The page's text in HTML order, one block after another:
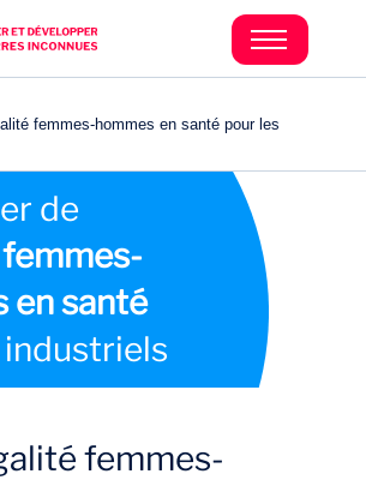
femmes-hommes en santé pour les
de
en santé
femmes-